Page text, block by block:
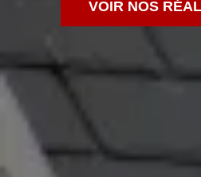
VOIR NOS